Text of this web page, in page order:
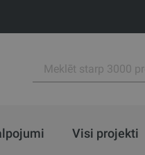
Visi projekti